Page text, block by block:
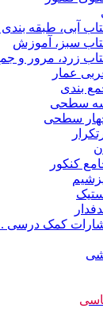
آبی، طبقه
سبز، آموزش
زرد، مرور و
عمار
بندی
سطحی
سطحی
کنکور
کمک درسی